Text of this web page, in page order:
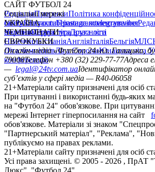
САЙТ ФУТБОЛ 24
РедакціяПрогнозиПолітика
сайтуКонтактиПравила коментування
політикаСтруктура власності
Соціальні мережі
facebookxyoutubeinstagramtelegramviber
УКРАЇНА
УкраїнаПерша лігаДруга ліга
ЧЕМПІОНАТИ
НімеччинаІспаніяАнгліяІталіяБельгіяМЛС
ЄВРОКУБКИ
Ліга чемпіонівЛіга ЄвропиЮнацька ліга
конференцій
Онлайн-медіа «Футбол 24»пл. Галицька,
79008Телефон +380 (32) 229-77-77Адреса
— legal@24tv.com.uaІдентифікатор
суб’єктів у сфері медіа — R40-06058
21+Матеріали сайту призначені для осіб
При цитуванні і використанні будь-яких
на "Футбол 24" обов'язкове. При
мережі Інтернет гіперпосилання на сайт
обов'язкове. Матеріали зі знаком
"Партнерський матеріал", "Реклама",
публікуємо на правах реклами.
21+Матеріали сайту призначені для осіб
Усi права захищенi. © 2005 - 2026 , ПрАТ